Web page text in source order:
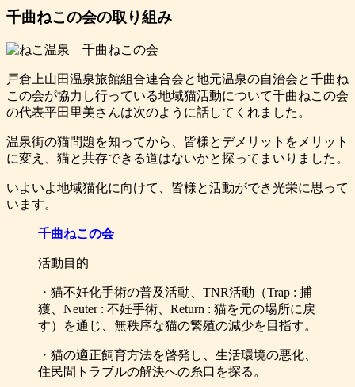
千曲ねこの会の取り組み
戸倉上山田温泉旅館組合連合会と地元温泉の自治会と千曲ね
この会が協力し行っている地域猫活動について千曲ねこの会
の代表平田里美さんは次のように話してくれました。
温泉街の猫問題を知ってから、皆様とデメリットをメリット
に変え、猫と共存できる道はないかと探ってまいりました。
いよいよ地域猫化に向けて、皆様と活動ができ光栄に思って
います。
千曲ねこの会
活動目的
・猫不妊化手術の普及活動、TNR活動（Trap : 捕
獲、Neuter : 不妊手術、Return : 猫を元の場所に戻
す）を通じ、無秩序な猫の繁殖の減少を目指す。
・猫の適正飼育方法を啓発し、生活環境の悪化、
住民間トラブルの解決への糸口を探る。